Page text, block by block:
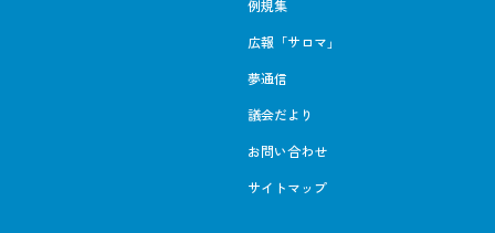
例規集
広報「サロマ」
夢通信
議会だより
お問い合わせ
サイトマップ